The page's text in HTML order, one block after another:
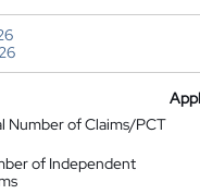
Number of Claims/PCT
of Independent